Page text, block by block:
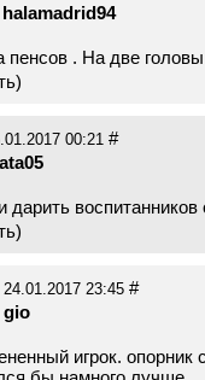
halamadrid94
пенсов . На две
)
00:21 #
дарить воспитанников
)
24.01.2017 23:45 #
gio
игрок.